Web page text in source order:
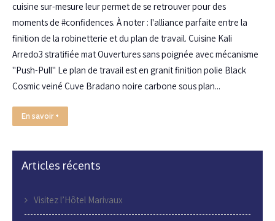
cuisine sur-mesure leur permet de se retrouver pour des
moments de #confidences. À noter : l'alliance parfaite entre la
finition de la robinetterie et du plan de travail. Cuisine Kali
Arredo3 stratifiée mat Ouvertures sans poignée avec mécanisme
"Push-Pull" Le plan de travail est en granit finition polie Black
Cosmic veiné Cuve Bradano noire carbone sous plan...
En savoir +
Articles récents
Visitez l’Hôtel Marivaux